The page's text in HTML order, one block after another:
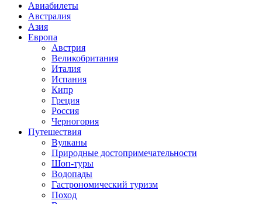
Авиабилеты
Австралия
Азия
Европа
Австрия
Великобритания
Италия
Испания
Кипр
Греция
Россия
Черногория
Путешествия
Вулканы
Природные достопримечательности
Шоп-туры
Водопады
Гастрономический туризм
Поход